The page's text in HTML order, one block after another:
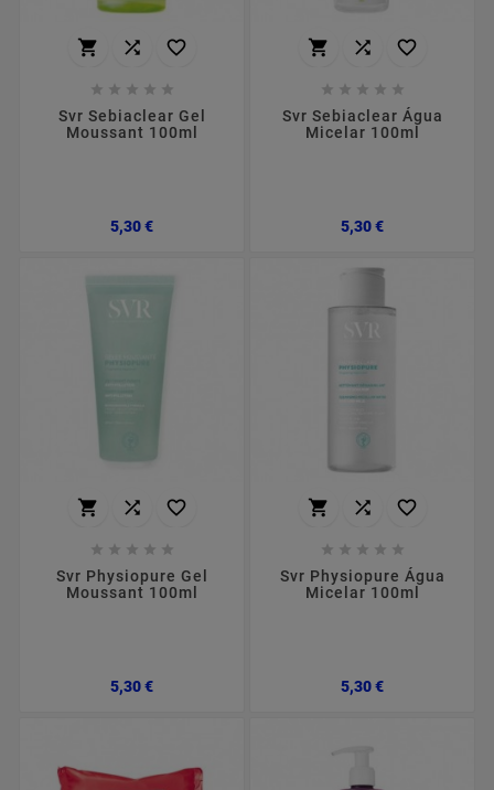
  
    
Svr Sebiaclear Gel
Moussant 100ml
5,30 €Preço
  
    
Svr Sebiaclear Água
Micelar 100ml
5,30 €Preço
  
    
Svr Physiopure Gel
Moussant 100ml
5,30 €Preço
  
    
Svr Physiopure Água
Micelar 100ml
5,30 €Preço